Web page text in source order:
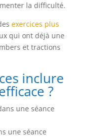
la difficulté.
exercices plus
qui ont déjà une
et tractions
inclure
?
une séance